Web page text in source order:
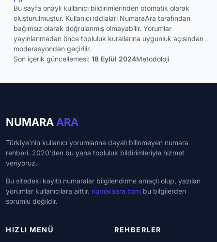
Bu sayfa onaylı kullanıcı bildirimlerinden otomatik olarak
oluşturulmuştur. Kullanıcı iddiaları NumaraAra tarafından
bağımsız olarak doğrulanmış olmayabilir. Yorumlar
yayınlanmadan önce topluluk kurallarına uygunluk açısından
moderasyondan geçirilir.
Son içerik güncellemesi: 18 Eylül 2024Metodoloji
NUMARA ARA
Türkiye'nin kullanıcı yorumlarına dayalı bilinmeyen numara
rehberi. 2020'den bu yana topluluk bildirimleriyle hizmet
veriyoruz.
Bu sitedeki kayıtlı numaralar bilgilendirme amaçlı olup, yazılan
yorumlar kullanıcılara aittir. numaraara.com bu bilgilerden
sorumlu değildir.
HIZLI MENÜ REHBERLER